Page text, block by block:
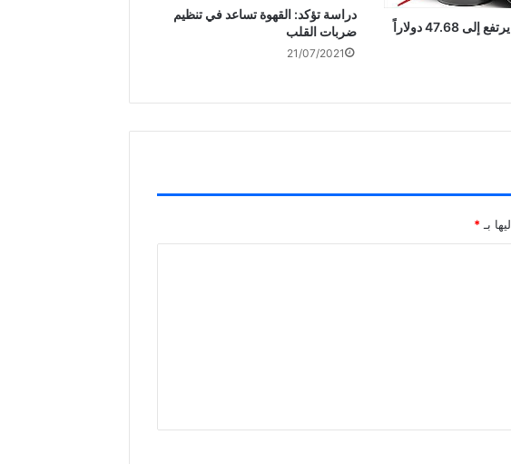
النفط الكويتي يرتفع إلى 47.68 دولاراً
دراسة تؤكد: القهوة تساعد في تنظيم
ضربات القلب
21/07/2021
بـ *